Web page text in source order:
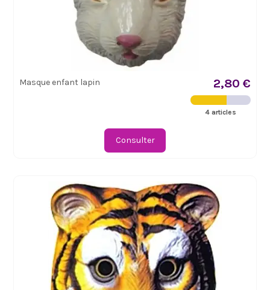
Masque enfant lapin 2,80 €
4 articles
Consulter